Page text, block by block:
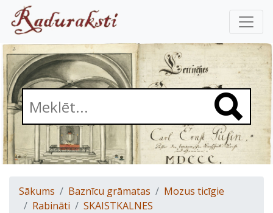
Sākums Baznīcu grāmatas
Mozus ticīgie
Rabināti
SKAISTKALNES